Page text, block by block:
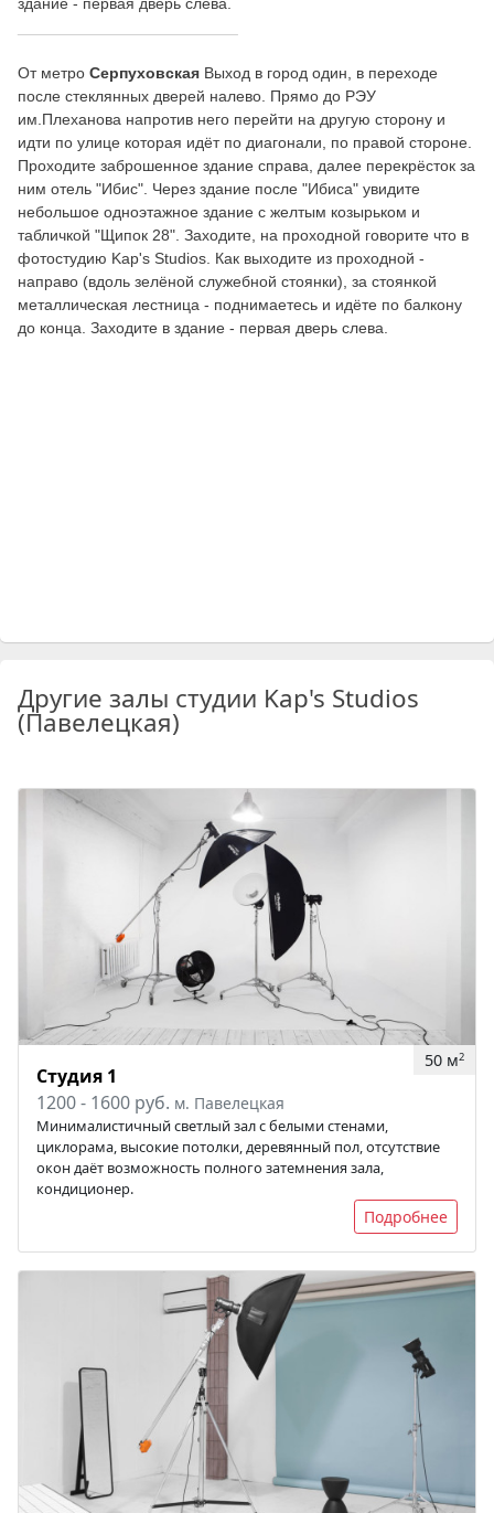
От метро Серпуховская Выход в город один, в переходе
после стеклянных дверей налево. Прямо до РЭУ
им.Плеханова напротив него перейти на другую сторону и
идти по улице которая идёт по диагонали, по правой стороне.
Проходите заброшенное здание справа, далее перекрёсток за
ним отель "Ибис". Через здание после "Ибиса" увидите
небольшое одноэтажное здание с желтым козырьком и
табличкой "Щипок 28". Заходите, на проходной говорите что в
фотостудию Kap's Studios. Как выходите из проходной -
направо (вдоль зелёной служебной стоянки), за стоянкой
металлическая лестница - поднимаетесь и идёте по балкону
до конца. Заходите в здание - первая дверь слева.
Другие залы студии Kap's Studios
(Павелецкая)
50 м2
Студия 1
1200 - 1600 руб. м. Павелецкая
Минималистичный светлый зал с белыми стенами,
циклорама, высокие потолки, деревянный пол, отсутствие
окон даёт возможность полного затемнения зала,
кондиционер.
Подробнее